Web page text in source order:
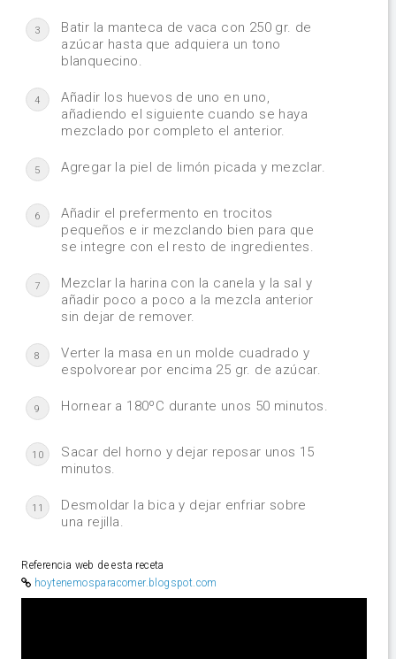
3
Batir la manteca de vaca con 250 gr. de
azúcar hasta que adquiera un tono
blanquecino.
4
Añadir los huevos de uno en uno,
añadiendo el siguiente cuando se haya
mezclado por completo el anterior.
5 Agregar la piel de limón picada y mezclar.
6
Añadir el prefermento en trocitos
pequeños e ir mezclando bien para que
se integre con el resto de ingredientes.
7
Mezclar la harina con la canela y la sal y
añadir poco a poco a la mezcla anterior
sin dejar de remover.
8
Verter la masa en un molde cuadrado y
espolvorear por encima 25 gr. de azúcar.
9 Hornear a 180ºC durante unos 50 minutos.
10
Sacar del horno y dejar reposar unos 15
minutos.
11
Desmoldar la bica y dejar enfriar sobre
una rejilla.
Referencia web de esta receta
hoytenemosparacomer.blogspot.com